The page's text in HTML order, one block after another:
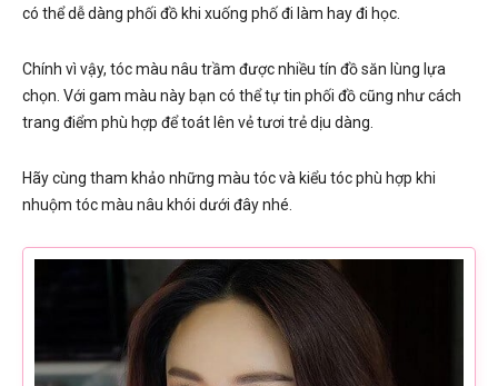
có thể dễ dàng phối đồ khi xuống phố đi làm hay đi học.
Chính vì vậy, tóc màu nâu trầm được nhiều tín đồ săn lùng lựa
chọn. Với gam màu này bạn có thể tự tin phối đồ cũng như cách
trang điểm phù hợp để toát lên vẻ tươi trẻ dịu dàng.
Hãy cùng tham khảo những màu tóc và kiểu tóc phù hợp khi
nhuộm tóc màu nâu khói dưới đây nhé.